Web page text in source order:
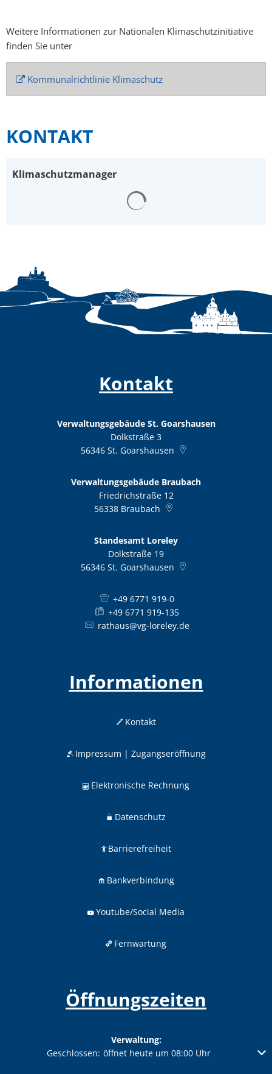
Weitere Informationen zur Nationalen Klimaschutzinitiative
finden Sie unter
Kommunalrichtlinie Klimaschutz
KONTAKT
Klimaschutzmanager
Kontakt
Verwaltungsgebäude St. Goarshausen
Dolkstraße 3
56346 St. Goarshausen
Verwaltungsgebäude Braubach
Friedrichstraße 12
56338 Braubach
Standesamt Loreley
Dolkstraße 19
56346 St. Goarshausen
+49 6771 919-0
+49 6771 919-135
rathaus@vg-loreley.de
Informationen
Kontakt
Impressum | Zugangseröffnung
Elektronische Rechnung
Datenschutz
Barrierefreiheit
Bankverbindung
Youtube/Social Media
Fernwartung
Öffnungszeiten
Verwaltung:
Klicken, um weitere Öffnungs- oder Schließzeiten auszublenden
Geschlossen: öffnet heute um 08:00 Uhr